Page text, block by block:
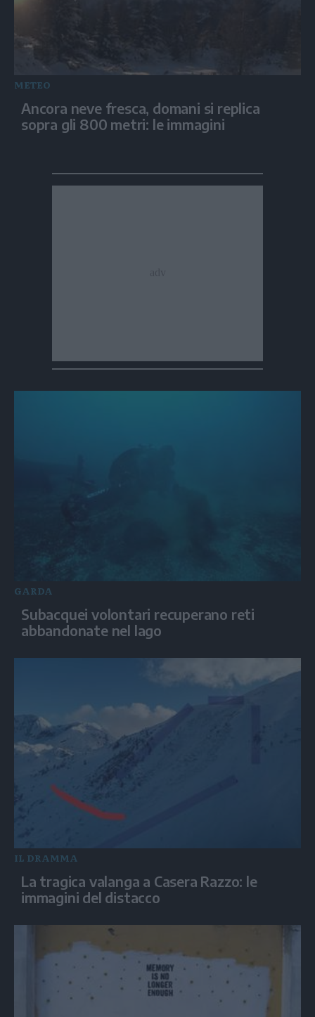
METEO
Ancora neve fresca, domani si replica
sopra gli 800 metri: le immagini
GARDA
Subacquei volontari recuperano reti
abbandonate nel lago
IL DRAMMA
La tragica valanga a Casera Razzo: le
immagini del distacco